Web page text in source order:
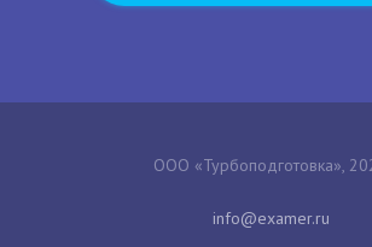
ООО «Турбоподготовка»,